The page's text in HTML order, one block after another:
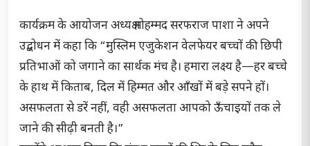
कार्यक्रम के आयोजन अध्यक्ष मोहम्मद सरफराज पाशा ने अपने
उद्बोधन में कहा कि “मुस्लिम एजुकेशन वेलफेयर बच्चों की छिपी
प्रतिभाओं को जगाने का सार्थक मंच है। हमारा लक्ष्य है—हर बच्चे
के हाथ में किताब, दिल में हिम्मत और आँखों में बड़े सपने हों।
असफलता से डरें नहीं, वही असफलता आपको ऊँचाइयों तक ले
जाने की सीढ़ी बनती है।”